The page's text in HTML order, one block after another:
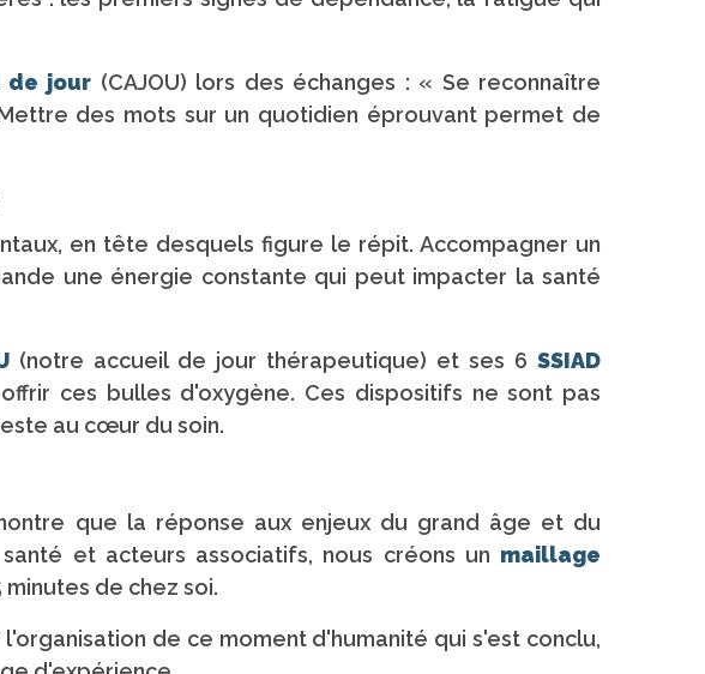
de jour (CAJOU) lors des échanges : « Se reconnaître
des mots sur un quotidien éprouvant permet de
en tête desquels figure le répit. Accompagner un
une énergie constante qui peut impacter la santé
(notre accueil de jour thérapeutique) et ses 6 SSIAD
ces bulles d'oxygène. Ces dispositifs ne sont pas
au cœur du soin.
que la réponse aux enjeux du grand âge et du
et acteurs associatifs, nous créons un maillage
de chez soi.
de ce moment d'humanité qui s'est conclu,